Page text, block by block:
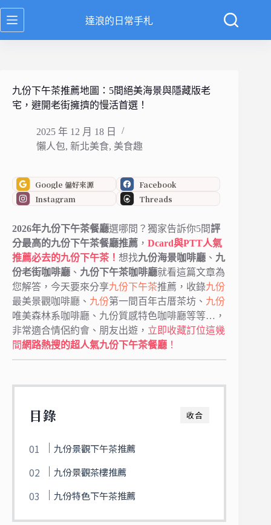
跳
至
達浪的日常手札
九份下午茶推薦地圖：5間絕美海景與隱藏版老
宅，避開老街擁擠的慢活首選！
2025 年 12 月 18 日
懶人包, 新北美食, 美食趣
Google 偏好來源
Facebook
Instagram
Threads
2026年九份下午茶餐廳選哪間？獨家告訴你5間評
分最高的九份下午茶餐廳推薦 ， Dcard與PTT人氣
推薦必去的九份下午茶！ 想找九份海景咖啡廳 、 九
份老街咖啡廳 、 九份下午茶咖啡廳就看這篇文章為
您解答，今天要來分享九份下午茶推薦，收錄九份
最美景觀咖啡廳、 九份第一間百年古厝茶坊、 九份
唯美森林系咖啡廳、九份質感特色咖啡廳等等…，
非常適合情侶約會、朋友出遊， 立即收藏訂位這幾
間網路熱搜的超人氣九份下午茶餐廳 ！
收合
目錄
九份景觀下午茶推薦
九份景觀茶樓推薦
九份特色下午茶推薦